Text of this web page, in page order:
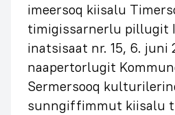
imeersoq kiisalu
timigissarnerlu pillugit
inatsisaat nr. 15, 6. juni
naapertorlugit
Sermersooq
sunngiffimmut kiisalu